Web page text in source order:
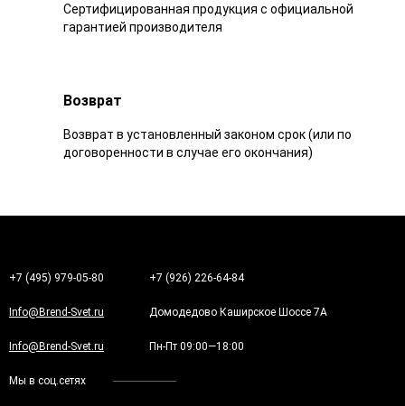
Сертифицированная продукция с официальной
гарантией производителя
Возврат
Возврат в установленный законом срок (или по
договоренности в случае его окончания)
+7 (495) 979-05-80 +7 (926) 226-64-84
Info@Brend-Svet.ru Домодедово Каширское Шоссе 7А
Info@Brend-Svet.ru Пн-Пт 09:00—18:00
Мы в соц.сетях